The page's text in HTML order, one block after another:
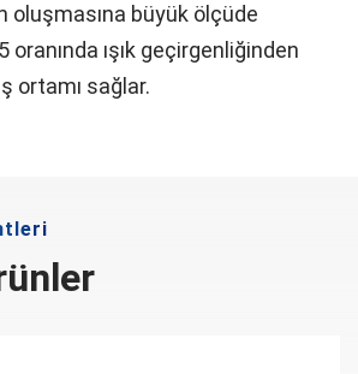
oluşmasına büyük ölçüde
oranında ışık geçirgenliğinden
ortamı sağlar.